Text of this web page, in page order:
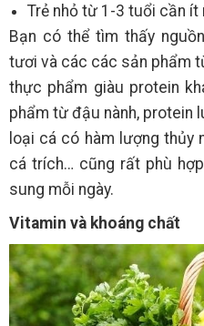
Trẻ nhỏ từ 1-3 tuổi cần
Bạn có thể tìm thấy
tươi và các các sản phẩm
thực phẩm giàu protein
phẩm từ đậu nành, protein
loại cá có hàm lượng thủy
cá trích… cũng rất phù
sung mỗi ngày.
Vitamin và khoáng chất